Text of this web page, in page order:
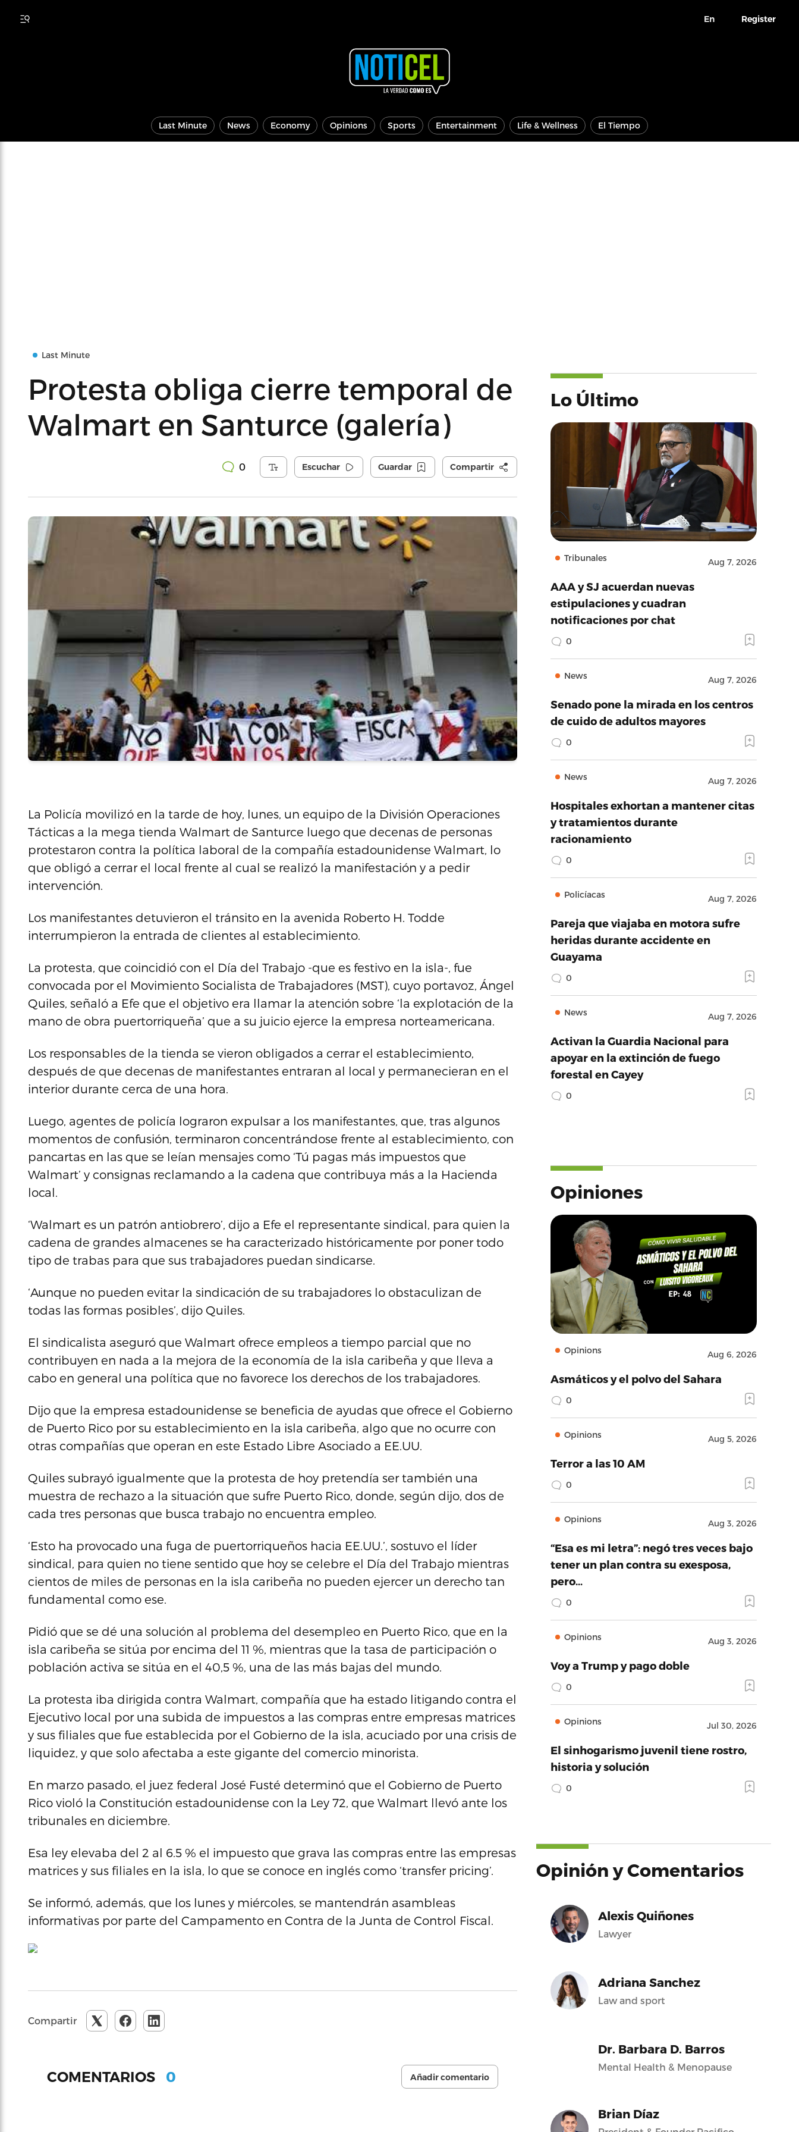
En Register
Last Minute News Economy Opinions Sports Entertainment Life & Wellness El Tiempo
Last Minute
Protesta obliga cierre temporal de
Walmart en Santurce (galería)
0 Escuchar Guardar Compartir
La Policía movilizó en la tarde de hoy, lunes, un equipo de la División Operaciones
Tácticas a la mega tienda Walmart de Santurce luego que decenas de personas
protestaron contra la política laboral de la compañía estadounidense Walmart, lo
que obligó a cerrar el local frente al cual se realizó la manifestación y a pedir
intervención.
Los manifestantes detuvieron el tránsito en la avenida Roberto H. Todde
interrumpieron la entrada de clientes al establecimiento.
La protesta, que coincidió con el Día del Trabajo -que es festivo en la isla-, fue
convocada por el Movimiento Socialista de Trabajadores (MST), cuyo portavoz, Ángel
Quiles, señaló a Efe que el objetivo era llamar la atención sobre ‘la explotación de la
mano de obra puertorriqueña’ que a su juicio ejerce la empresa norteamericana.
Los responsables de la tienda se vieron obligados a cerrar el establecimiento,
después de que decenas de manifestantes entraran al local y permanecieran en el
interior durante cerca de una hora.
Luego, agentes de policía lograron expulsar a los manifestantes, que, tras algunos
momentos de confusión, terminaron concentrándose frente al establecimiento, con
pancartas en las que se leían mensajes como ‘Tú pagas más impuestos que
Walmart’ y consignas reclamando a la cadena que contribuya más a la Hacienda
local.
‘Walmart es un patrón antiobrero’, dijo a Efe el representante sindical, para quien la
cadena de grandes almacenes se ha caracterizado históricamente por poner todo
tipo de trabas para que sus trabajadores puedan sindicarse.
‘Aunque no pueden evitar la sindicación de su trabajadores lo obstaculizan de
todas las formas posibles’, dijo Quiles.
El sindicalista aseguró que Walmart ofrece empleos a tiempo parcial que no
contribuyen en nada a la mejora de la economía de la isla caribeña y que lleva a
cabo en general una política que no favorece los derechos de los trabajadores.
Dijo que la empresa estadounidense se beneficia de ayudas que ofrece el Gobierno
de Puerto Rico por su establecimiento en la isla caribeña, algo que no ocurre con
otras compañías que operan en este Estado Libre Asociado a EE.UU.
Quiles subrayó igualmente que la protesta de hoy pretendía ser también una
muestra de rechazo a la situación que sufre Puerto Rico, donde, según dijo, dos de
cada tres personas que busca trabajo no encuentra empleo.
‘Esto ha provocado una fuga de puertorriqueños hacia EE.UU.’, sostuvo el líder
sindical, para quien no tiene sentido que hoy se celebre el Día del Trabajo mientras
cientos de miles de personas en la isla caribeña no pueden ejercer un derecho tan
fundamental como ese.
Pidió que se dé una solución al problema del desempleo en Puerto Rico, que en la
isla caribeña se sitúa por encima del 11 %, mientras que la tasa de participación o
población activa se sitúa en el 40,5 %, una de las más bajas del mundo.
La protesta iba dirigida contra Walmart, compañía que ha estado litigando contra el
Ejecutivo local por una subida de impuestos a las compras entre empresas matrices
y sus filiales que fue establecida por el Gobierno de la isla, acuciado por una crisis de
liquidez, y que solo afectaba a este gigante del comercio minorista.
En marzo pasado, el juez federal José Fusté determinó que el Gobierno de Puerto
Rico violó la Constitución estadounidense con la Ley 72, que Walmart llevó ante los
tribunales en diciembre.
Esa ley elevaba del 2 al 6.5 % el impuesto que grava las compras entre las empresas
matrices y sus filiales en la isla, lo que se conoce en inglés como ‘transfer pricing’.
Se informó, además, que los lunes y miércoles, se mantendrán asambleas
informativas por parte del Campamento en Contra de la Junta de Control Fiscal.
Compartir
COMENTARIOS 0 Añadir comentario
Lo Último
Tribunales Aug 7, 2026
AAA y SJ acuerdan nuevas
estipulaciones y cuadran
notificaciones por chat
0
News Aug 7, 2026
Senado pone la mirada en los centros
de cuido de adultos mayores
0
News Aug 7, 2026
Hospitales exhortan a mantener citas
y tratamientos durante
racionamiento
0
Policíacas Aug 7, 2026
Pareja que viajaba en motora sufre
heridas durante accidente en
Guayama
0
News Aug 7, 2026
Activan la Guardia Nacional para
apoyar en la extinción de fuego
forestal en Cayey
0
Opiniones
Opinions Aug 6, 2026
Asmáticos y el polvo del Sahara
0
Opinions Aug 5, 2026
Terror a las 10 AM
0
Opinions Aug 3, 2026
“Esa es mi letra”: negó tres veces bajo
tener un plan contra su exesposa,
pero…
0
Opinions Aug 3, 2026
Voy a Trump y pago doble
0
Opinions Jul 30, 2026
El sinhogarismo juvenil tiene rostro,
historia y solución
0
Opinión y Comentarios
Alexis Quiñones
Lawyer
Adriana Sanchez
Law and sport
Dr. Barbara D. Barros
Mental Health & Menopause
Brian Díaz